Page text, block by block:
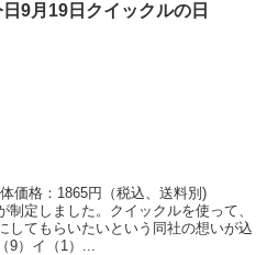
9月19日クイックルの日
価格：1865円（税込、送料別)
制定しました。クイックルを使って、
してもらいたいという同社の想いが込
9）イ（1）...